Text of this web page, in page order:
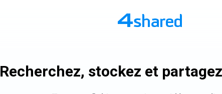
Recherchez, stockez et